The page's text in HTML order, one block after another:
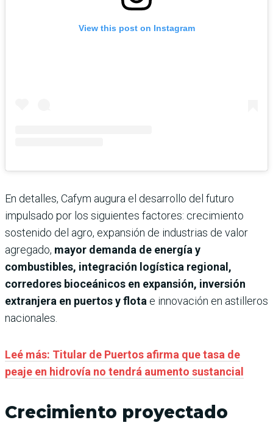
View this post on Instagram
En detalles, Cafym augura el desarrollo del futuro
impulsado por los siguientes factores: crecimiento
sostenido del agro, expansión de industrias de valor
agregado, mayor demanda de energía y
combustibles, integración logística regional,
corredores bioceánicos en expansión, inversión
extranjera en puertos y flota e innovación en astilleros
nacionales.
Leé más: Titular de Puertos afirma que tasa de
peaje en hidrovía no tendrá aumento sustancial
Crecimiento proyectado